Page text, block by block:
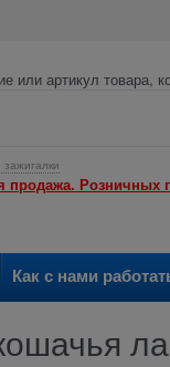
или артикул товара,
продажа. Розничных
Как с нами